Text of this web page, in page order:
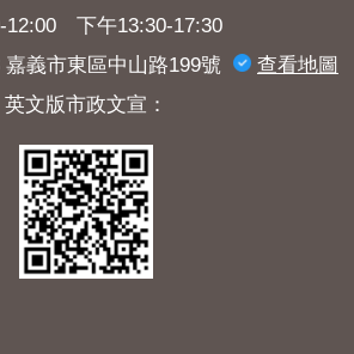
12:00 下午13:30-17:30
義市東區中山路199號
查看地圖
英文版市政文宣：